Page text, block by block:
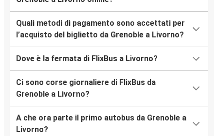
Quali metodi di pagamento sono accettati per
l’acquisto del biglietto da Grenoble a Livorno?
Dove è la fermata di FlixBus a Livorno?
Ci sono corse giornaliere di FlixBus da
Grenoble a Livorno?
A che ora parte il primo autobus da Grenoble a
Livorno?